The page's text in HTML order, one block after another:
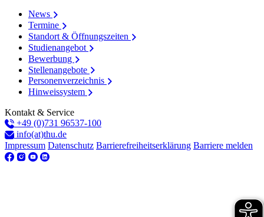
News
Termine
Standort & Öffnungszeiten
Studienangebot
Bewerbung
Stellenangebote
Personenverzeichnis
Hinweissystem
Kontakt & Service
+49 (0)731 96537-100
info(at)thu.de
Impressum Datenschutz Barrierefreiheitserklärung Barriere melden